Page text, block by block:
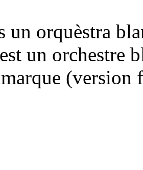
un orquèstra
un orchestre
(version